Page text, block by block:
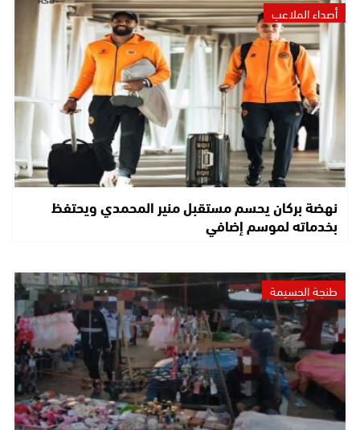
أصداء الملاعب
نهضة بركان يحسم مستقبل منير المحمدي ويحتفظ
بخدماته لموسم إضافي
طنجة الحسيمة